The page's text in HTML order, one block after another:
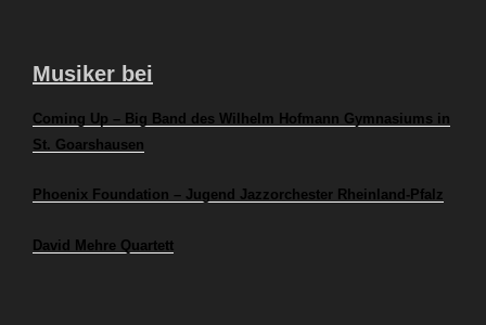
Musiker bei
Coming Up – Big Band des Wilhelm Hofmann Gymnasiums in
St. Goarshausen
Phoenix Foundation – Jugend Jazzorchester Rheinland-Pfalz
David Mehre Quartett